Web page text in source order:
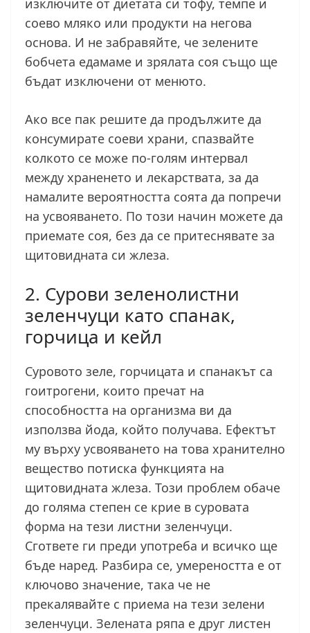
изключите от диетата си тофу, темпе и
соево мляко или продукти на негова
основа. И не забравяйте, че зелените
бобчета едамаме и зрялата соя също ще
бъдат изключени от менюто.
Ако все пак решите да продължите да
консумирате соеви храни, спазвайте
колкото се може по-голям интервал
между храненето и лекарствата, за да
намалите вероятността соята да попречи
на усвояването. По този начин можете да
приемате соя, без да се притеснявате за
щитовидната си жлеза.
2. Сурови зеленолистни
зеленчуци като спанак,
горчица и кейл
Суровото зеле, горчицата и спанакът са
гоитрогени, които пречат на
способността на организма ви да
използва йода, който получава. Ефектът
му върху усвояването на това хранително
вещество потиска функцията на
щитовидната жлеза. Този проблем обаче
до голяма степен се крие в суровата
форма на тези листни зеленчуци.
Сгответе ги преди употреба и всичко ще
бъде наред. Разбира се, умереността е от
ключово значение, така че не
прекалявайте с приема на тези зелени
зеленчуци. Зелената ряпа е друг листен